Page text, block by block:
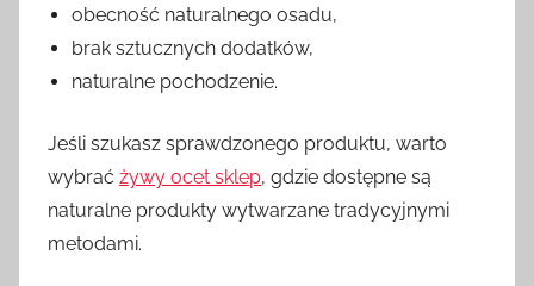
obecność naturalnego osadu,
brak sztucznych dodatków,
naturalne pochodzenie.
Jeśli szukasz sprawdzonego produktu, warto
wybrać żywy ocet sklep, gdzie dostępne są
naturalne produkty wytwarzane tradycyjnymi
metodami.